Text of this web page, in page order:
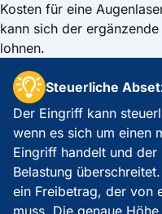
Kosten für eine
kann sich der
lohnen.
Steuerliche
Der Eingriff kann
wenn es sich um einen
Eingriff handelt und
Belastung
ein Freibetrag, der von
muss. Die genaue